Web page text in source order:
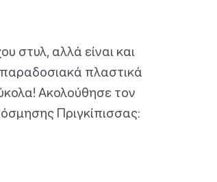
στυλ, αλλά είναι και
παραδοσιακά πλαστικά
Ακολούθησε τον
Πριγκίπισσας: